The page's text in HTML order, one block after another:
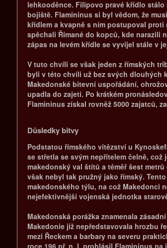
lehkooděnce. Filipovo pravé křídlo
bojiště. Flamininus si byl vědom, že
křídlem a kvapně s ním postupoval
spěchali Římané do kopců, kde narazili
zápas na levém křídle se vyvíjel stále v
V tuto chvíli se však jeden z římských
byli v této chvíli už bez svých dlouhých
Makedonské bitevní uspořádání,
upadla do zajetí. Po krátkém
Flamininus získal rovněž 5000 zajatců,
Důsledky bitvy
Podstatou římského vítězství u
se střetla se svým nepřítelem čelně,
makedonský val štítů a téměř šest
však nebyl tak pružný jako římský.
makedonského týlu, na což Makedonci
nejefektivnější vojenská jednotka
Makedonská porážka znamenala
Makedonie již nepředstavovala hrozbu
mezi Řeckem a barbary na severu